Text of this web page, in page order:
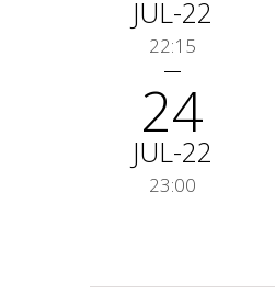
JUL-22
22:15
24
JUL-22
23:00